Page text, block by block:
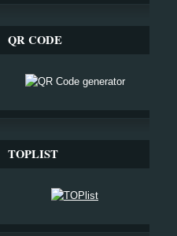
QR CODE
TOPLIST